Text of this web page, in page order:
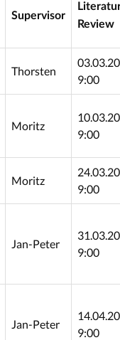
Supervisor
Review
Thorsten
9:00
Moritz
9:00
Moritz
9:00
Jan-Peter
9:00
Jan-Peter
9:00